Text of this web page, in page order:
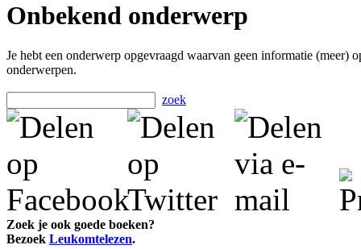
Onbekend onderwerp
Je hebt een onderwerp opgevraagd waarvan geen informatie (meer)
onderwerpen.
zoek
Zoek je ook goede boeken?
Bezoek Leukomtelezen.